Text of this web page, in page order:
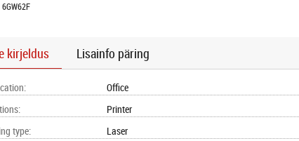
kirjeldus Lisainfo päring
:
Office
:
Printer
type:
Laser